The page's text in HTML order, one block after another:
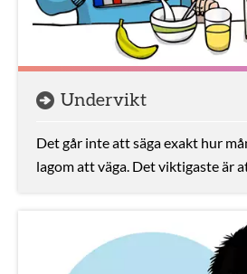
Undervikt
Det går inte att säga exakt hur
lagom att väga. Det viktigaste är